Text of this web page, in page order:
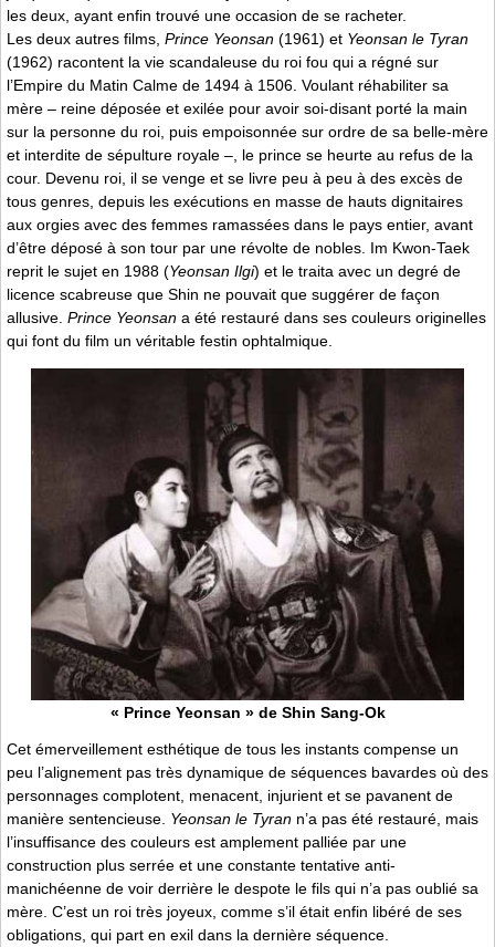
les deux, ayant enfin trouvé une occasion de se racheter.
Les deux autres films, Prince Yeonsan (1961) et Yeonsan le Tyran
(1962) racontent la vie scandaleuse du roi fou qui a régné sur
l’Empire du Matin Calme de 1494 à 1506. Voulant réhabiliter sa
mère – reine déposée et exilée pour avoir soi-disant porté la main
sur la personne du roi, puis empoisonnée sur ordre de sa belle-mère
et interdite de sépulture royale –, le prince se heurte au refus de la
cour. Devenu roi, il se venge et se livre peu à peu à des excès de
tous genres, depuis les exécutions en masse de hauts dignitaires
aux orgies avec des femmes ramassées dans le pays entier, avant
d’être déposé à son tour par une révolte de nobles. Im Kwon-Taek
reprit le sujet en 1988 (Yeonsan Ilgi) et le traita avec un degré de
licence scabreuse que Shin ne pouvait que suggérer de façon
allusive. Prince Yeonsan a été restauré dans ses couleurs originelles
qui font du film un véritable festin ophtalmique.
« Prince Yeonsan » de Shin Sang-Ok
Cet émerveillement esthétique de tous les instants compense un
peu l’alignement pas très dynamique de séquences bavardes où des
personnages complotent, menacent, injurient et se pavanent de
manière sentencieuse. Yeonsan le Tyran n’a pas été restauré, mais
l’insuffisance des couleurs est amplement palliée par une
construction plus serrée et une constante tentative anti-
manichéenne de voir derrière le despote le fils qui n’a pas oublié sa
mère. C’est un roi très joyeux, comme s’il était enfin libéré de ses
obligations, qui part en exil dans la dernière séquence.